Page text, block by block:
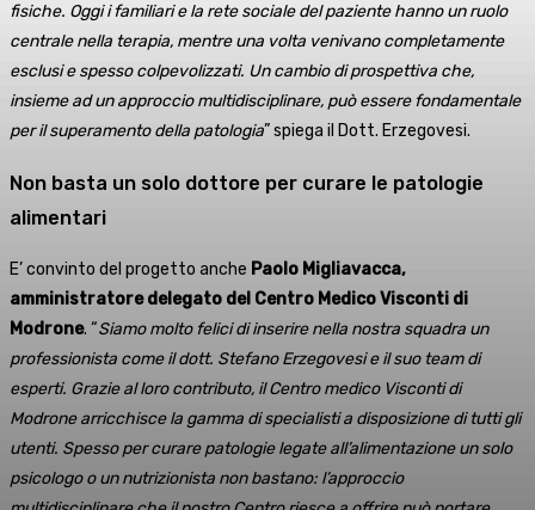
fisiche. Oggi i familiari e la rete sociale del paziente hanno un ruolo
centrale nella terapia, mentre una volta venivano completamente
esclusi e spesso colpevolizzati. Un cambio di prospettiva che,
insieme ad un approccio multidisciplinare, può essere fondamentale
per il superamento della patologia” spiega il Dott. Erzegovesi.
Non basta un solo dottore per curare le patologie
alimentari
E’ convinto del progetto anche Paolo Migliavacca,
amministratore delegato del Centro Medico Visconti di
Modrone. “Siamo molto felici di inserire nella nostra squadra un
professionista come il dott. Stefano Erzegovesi e il suo team di
esperti. Grazie al loro contributo, il Centro medico Visconti di
Modrone arricchisce la gamma di specialisti a disposizione di tutti gli
utenti. Spesso per curare patologie legate all’alimentazione un solo
psicologo o un nutrizionista non bastano: l’approccio